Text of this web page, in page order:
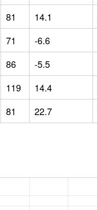
81 14.1
71 -6.6
86 -5.5
119 14.4
81 22.7